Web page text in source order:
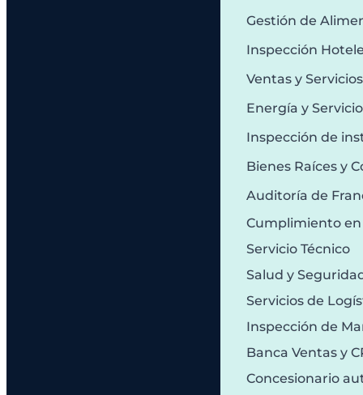
Gestión de
Inspección
Ventas y
Energía y
Inspección de
Bienes Raíces y
Auditoría de
Cumplimiento en
Servicio Técnico
Salud y
Servicios de
Inspección de
Banca Ventas y
Concesionario